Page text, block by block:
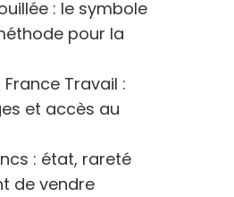
: le symbole
pour la
Travail :
et accès au
: état, rareté
de vendre